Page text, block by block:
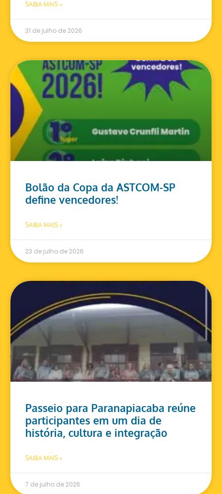
SAIBA MAIS »
31 de julho de 2026
Bolão da Copa da ASTCOM-SP
define vencedores!
SAIBA MAIS »
23 de julho de 2026
Passeio para Paranapiacaba reúne
participantes em um dia de
história, cultura e integração
SAIBA MAIS »
7 de julho de 2026